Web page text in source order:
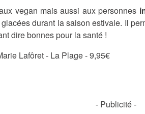
vegan mais aussi aux personnes
durant la saison estivale. Il
dire bonnes pour la santé !
Lafôret - La Plage - 9,95€
- Publicité -